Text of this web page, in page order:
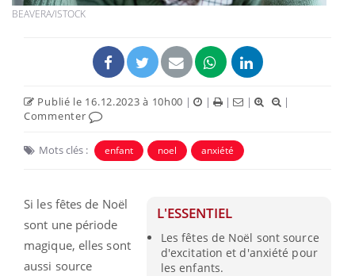
BEAVERA/ISTOCK
Publié le 16.12.2023 à 10h00 | | | |
|
Commenter
Mots clés : enfant noel anxiété
L'ESSENTIEL
Les fêtes de Noël sont source
d'excitation et d'anxiété pour
les enfants.
Si les fêtes de Noël
sont une période
magique, elles sont
aussi source